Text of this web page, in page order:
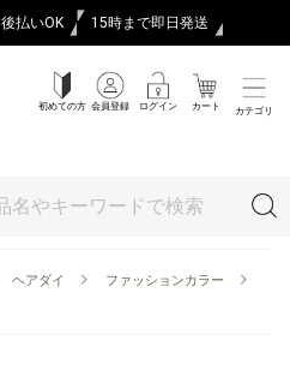
後払いOK 15時まで即日発送
初めての方 会員登録 ログイン カート カテゴリ
ヘアダイ
ファッションカラー